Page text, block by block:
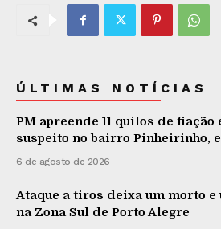
ÚLTIMAS NOTÍCIAS
PM apreende 11 quilos de
suspeito no bairro Pinheirinho,
6 de agosto de 2026
Ataque a tiros deixa um morto
na Zona Sul de Porto Alegre